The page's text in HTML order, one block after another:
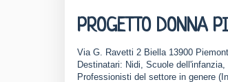
PROGETTO DONNA
Via G. Ravetti 2 Biella 13900
Destinatari: Nidi, Scuole
Professionisti del settore in genere